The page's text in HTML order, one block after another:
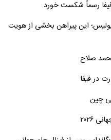
فیفا رسماً شکست خورد
این پیراهن بخشی از هویت
صلاح
در فیفا
چین
۲۰۲۶